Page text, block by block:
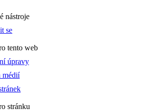
nástroje
se
tento web
úpravy
médií
stránku